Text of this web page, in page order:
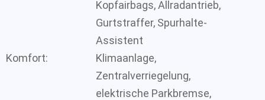
Kopfairbags, Allradantrieb,
Gurtstraffer, Spurhalte-
Assistent
Komfort:
Klimaanlage,
Zentralverriegelung,
elektrische Parkbremse,